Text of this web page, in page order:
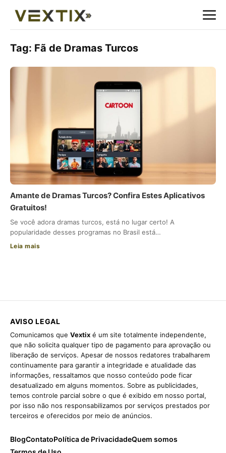
Tag: Fã de Dramas Turcos
Amante de Dramas Turcos? Confira Estes Aplicativos
Gratuitos!
Se você adora dramas turcos, está no lugar certo! A
popularidade desses programas no Brasil está…
Leia mais
AVISO LEGAL
Comunicamos que Vextix é um site totalmente independente,
que não solicita qualquer tipo de pagamento para aprovação ou
liberação de serviços. Apesar de nossos redatores trabalharem
continuamente para garantir a integridade e atualidade das
informações, ressaltamos que nosso conteúdo pode ficar
desatualizado em alguns momentos. Sobre as publicidades,
temos controle parcial sobre o que é exibido em nosso portal,
por isso não nos responsabilizamos por serviços prestados por
terceiros e oferecidos por meio de anúncios.
BlogContatoPolítica de PrivacidadeQuem somos